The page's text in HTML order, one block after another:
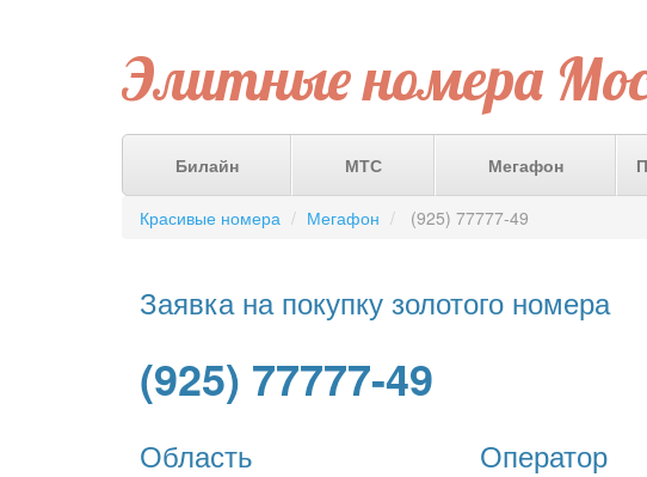
Элитные номера
Билайн МТС Мегафон
Красивые номера Мегафон (925) 77777-49
Заявка на покупку золотого номера
(925) 77777-49
Область Оператор